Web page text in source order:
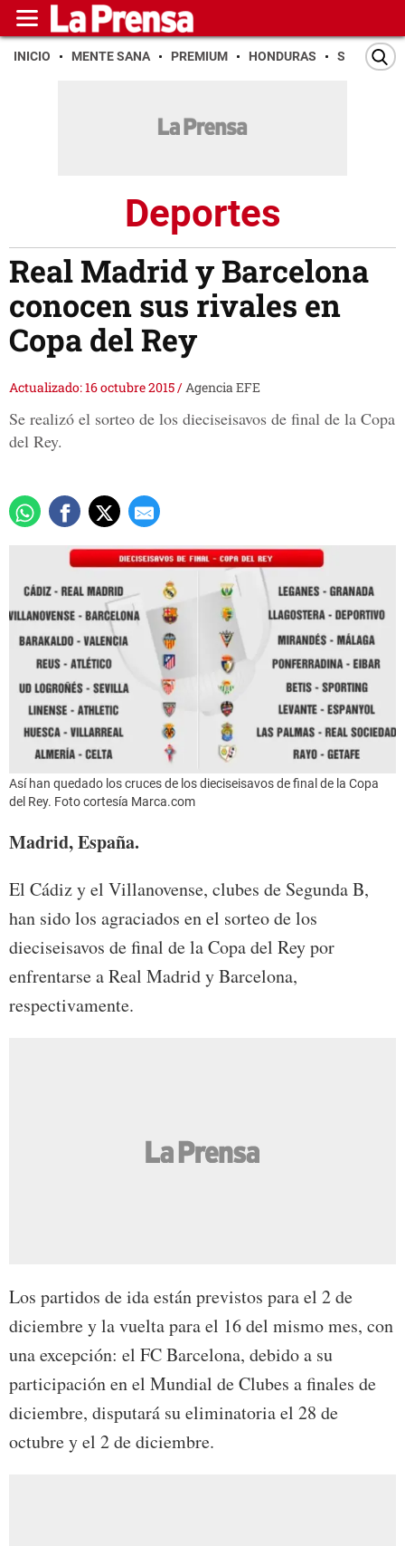
INICIO MENTE SANA PREMIUM HONDURAS SAN PEDRO
Deportes
Real Madrid y Barcelona
conocen sus rivales en
Copa del Rey
Actualizado: 16 octubre 2015/Agencia EFE
Se realizó el sorteo de los dieciseisavos de final de la Copa
del Rey.
Así han quedado los cruces de los dieciseisavos de final de la Copa
del Rey. Foto cortesía Marca.com
Madrid, España.
El Cádiz y el Villanovense, clubes de Segunda B,
han sido los agraciados en el sorteo de los
dieciseisavos de final de la Copa del Rey por
enfrentarse a Real Madrid y Barcelona,
respectivamente.
Los partidos de ida están previstos para el 2 de
diciembre y la vuelta para el 16 del mismo mes, con
una excepción: el FC Barcelona, debido a su
participación en el Mundial de Clubes a finales de
diciembre, disputará su eliminatoria el 28 de
octubre y el 2 de diciembre.